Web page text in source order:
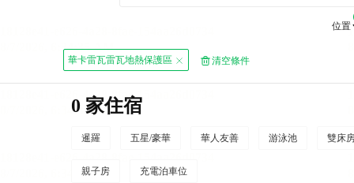
位置
華卡雷瓦雷瓦地熱保護區 清空條件
0 家住宿
暹羅 五星/豪華 華人友善 游泳池 雙床
親子房 充電泊車位